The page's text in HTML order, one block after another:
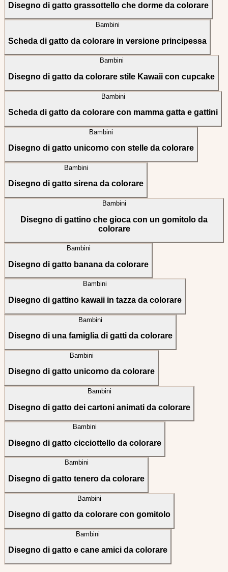
Disegno di gatto grassottello che dorme da colorare
Bambini
Scheda di gatto da colorare in versione principessa
Bambini
Disegno di gatto da colorare stile Kawaii con cupcake
Bambini
Scheda di gatto da colorare con mamma gatta e gattini
Bambini
Disegno di gatto unicorno con stelle da colorare
Bambini
Disegno di gatto sirena da colorare
Bambini
Disegno di gattino che gioca con un gomitolo da
colorare
Bambini
Disegno di gatto banana da colorare
Bambini
Disegno di gattino kawaii in tazza da colorare
Bambini
Disegno di una famiglia di gatti da colorare
Bambini
Disegno di gatto unicorno da colorare
Bambini
Disegno di gatto dei cartoni animati da colorare
Bambini
Disegno di gatto cicciottello da colorare
Bambini
Disegno di gatto tenero da colorare
Bambini
Disegno di gatto da colorare con gomitolo
Bambini
Disegno di gatto e cane amici da colorare